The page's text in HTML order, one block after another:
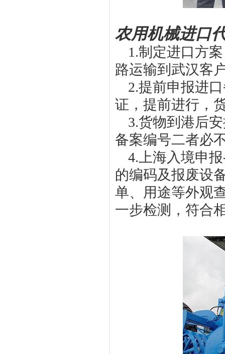
农用机械进口
1.制定进口方
路运输到武汉客
2.提前申报进
证，提前进行，
3.货物到港后
备案编号二者必
4.上海入境申
的编码及报废设
单、用途等外观
一步检测，符合